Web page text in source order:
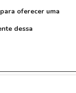
oferecer uma
dessa